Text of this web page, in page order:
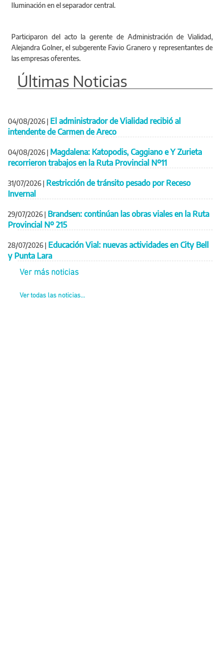
Iluminación en el separador central.
Participaron del acto la gerente de Administración de Vialidad,
Alejandra Golner, el subgerente Favio Granero y representantes de
las empresas oferentes.
Últimas Noticias
04/08/2026 | El administrador de Vialidad recibió al
intendente de Carmen de Areco
04/08/2026 | Magdalena: Katopodis, Caggiano e Y Zurieta
recorrieron trabajos en la Ruta Provincial Nº11
31/07/2026 | Restricción de tránsito pesado por Receso
Invernal
29/07/2026 | Brandsen: continúan las obras viales en la Ruta
Provincial Nº 215
28/07/2026 | Educación Vial: nuevas actividades en City Bell
y Punta Lara
Ver más noticias
Ver todas las noticias...